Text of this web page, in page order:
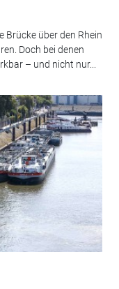
Brücke über den Rhein
Doch bei denen
– und nicht nur...